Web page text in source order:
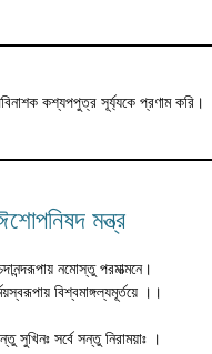
কশ্যপপুত্র সূৰ্য্যকে প্রণাম করি।
মন্ত্র
নমোস্তু পরমাত্মনে।
বিশ্বমাঙ্গল্যমূর্তয়ে ।।
সুখিনঃ সর্বে সন্তু নিরাময়াঃ ।